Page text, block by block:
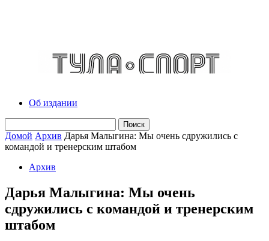
Об издании
Домой Архив Дарья Малыгина: Мы очень сдружились с
командой и тренерским штабом
Архив
Дарья Малыгина: Мы очень
сдружились с командой и тренерским
штабом